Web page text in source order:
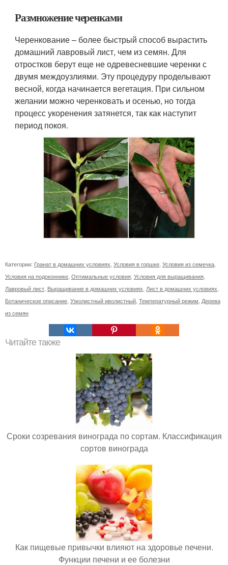
Размножение черенками
Черенкование – более быстрый способ вырастить
домашний лавровый лист, чем из семян. Для
отростков берут еще не одревесневшие черенки с
двумя междоузлиями. Эту процедуру проделывают
весной, когда начинается вегетация. При сильном
желании можно черенковать и осенью, но тогда
процесс укоренения затянется, так как наступит
период покоя.
Категории: Гранат в домашних условиях Условия в горшке Условия из семечка
Условия на подоконнике Оптимальные условия Условия для выращивания
Лавровый лист Выращивание в домашних условиях Лист в домашних условиях
Ботаническое описание Узколистный иволистный Температурный режим Дерева
из семян
Читайте также
Сроки созревания винограда по сортам. Классификация
сортов винограда
Как пищевые привычки влияют на здоровье печени.
Функции печени и ее болезни